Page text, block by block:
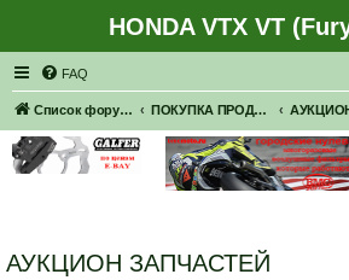
HONDA VTX VT
FAQ
Список форумов ПОКУПКА ПРОДАЖА
АУКЦИОН ЗАПЧАСТЕЙ